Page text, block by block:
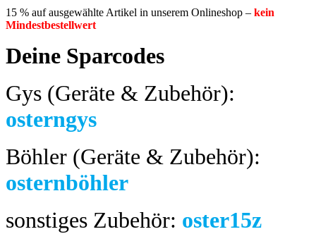
15 % auf ausgewählte Artikel in unserem Onlineshop – kein
Mindestbestellwert
Deine Sparcodes
Gys (Geräte & Zubehör):
osterngys
Böhler (Geräte & Zubehör):
osternböhler
sonstiges Zubehör: oster15z